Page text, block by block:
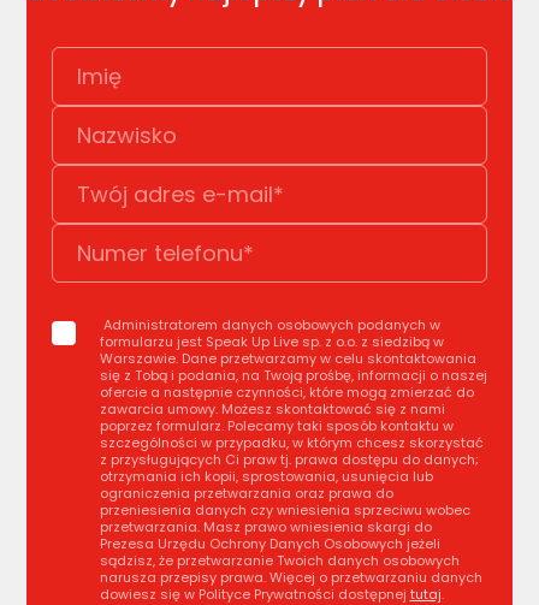
Administratorem danych osobowych podanych w
formularzu jest Speak Up Live sp. z o.o. z siedzibą w
Warszawie. Dane przetwarzamy w celu skontaktowania
się z Tobą i podania, na Twoją prośbę, informacji o naszej
ofercie a następnie czynności, które mogą zmierzać do
zawarcia umowy. Możesz skontaktować się z nami
poprzez formularz. Polecamy taki sposób kontaktu w
szczególności w przypadku, w którym chcesz skorzystać
z przysługujących Ci praw tj. prawa dostępu do danych;
otrzymania ich kopii, sprostowania, usunięcia lub
ograniczenia przetwarzania oraz prawa do
przeniesienia danych czy wniesienia sprzeciwu wobec
przetwarzania. Masz prawo wniesienia skargi do
Prezesa Urzędu Ochrony Danych Osobowych jeżeli
sądzisz, że przetwarzanie Twoich danych osobowych
narusza przepisy prawa. Więcej o przetwarzaniu danych
dowiesz się w Polityce Prywatności dostępnej tutaj.